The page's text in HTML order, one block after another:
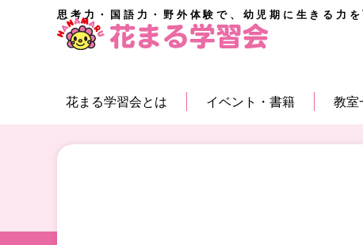
思考力・国語力・野外体験で、幼児期に生きる力を
花まる学習会とは イベント・書籍 教室